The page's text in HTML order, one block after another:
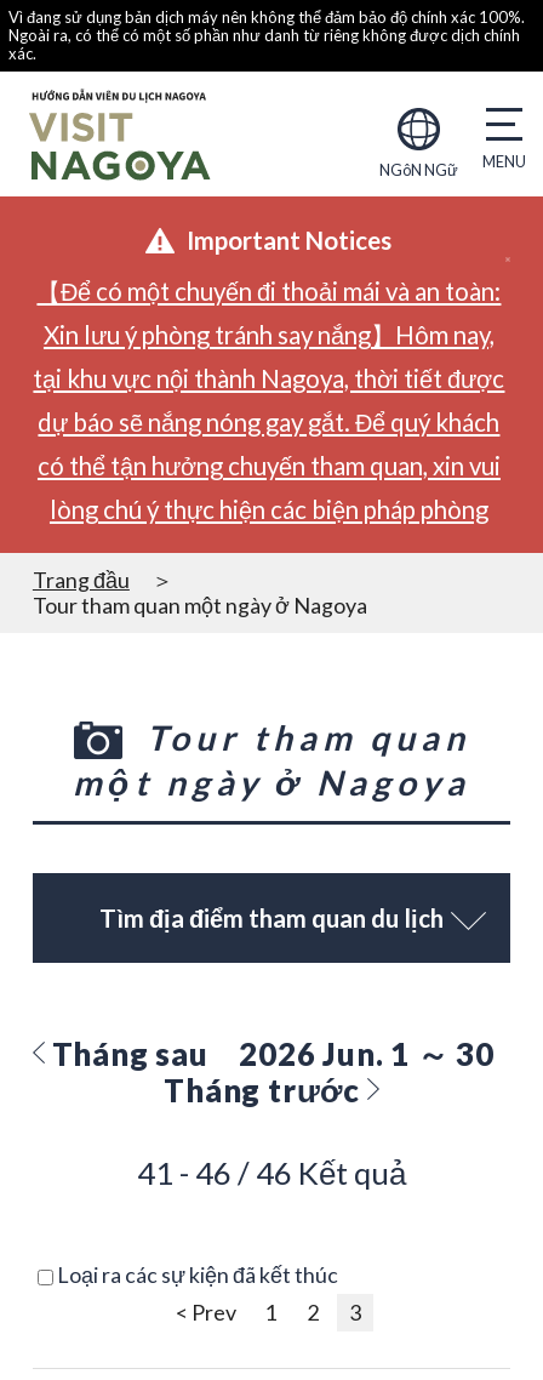
Vì đang sử dụng bản dịch máy nên không thể đảm bảo độ chính xác 100%.
Ngoài ra, có thể có một số phần như danh từ riêng không được dịch chính
xác.
NGôN NGữ
Important Notices
【Để có một chuyến đi thoải mái và an toàn:
Xin lưu ý phòng tránh say nắng】Hôm nay,
tại khu vực nội thành Nagoya, thời tiết được
dự báo sẽ nắng nóng gay gắt. Để quý khách
có thể tận hưởng chuyến tham quan, xin vui
lòng chú ý thực hiện các biện pháp phòng
Trang đầu
Tour tham quan một ngày ở Nagoya
Tour tham quan
một ngày ở Nagoya
Tìm địa điểm tham quan du lịch
Tháng sau
2026 Jun. 1 ～ 30
Tháng trước
41 - 46 / 46 Kết quả
Loại ra các sự kiện đã kết thúc
< Prev
1 2 3